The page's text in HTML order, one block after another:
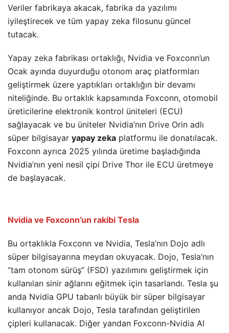
Veriler fabrikaya akacak, fabrika da yazılımı
iyileştirecek ve tüm yapay zeka filosunu güncel
tutacak.
Yapay zeka fabrikası ortaklığı, Nvidia ve Foxconn’un
Ocak ayında duyurduğu otonom araç platformları
geliştirmek üzere yaptıkları ortaklığın bir devamı
niteliğinde. Bu ortaklık kapsamında Foxconn, otomobil
üreticilerine elektronik kontrol üniteleri (ECU)
sağlayacak ve bu üniteler Nvidia’nın Drive Orin adlı
süper bilgisayar yapay zeka platformu ile donatılacak.
Foxconn ayrıca 2025 yılında üretime başladığında
Nvidia’nın yeni nesil çipi Drive Thor ile ECU üretmeye
de başlayacak.
Nvidia ve Foxconn’un rakibi Tesla
Bu ortaklıkla Foxconn ve Nvidia, Tesla’nın Dojo adlı
süper bilgisayarına meydan okuyacak. Dojo, Tesla’nın
“tam otonom sürüş” (FSD) yazılımını geliştirmek için
kullanılan sinir ağlarını eğitmek için tasarlandı. Tesla şu
anda Nvidia GPU tabanlı büyük bir süper bilgisayar
kullanıyor ancak Dojo, Tesla tarafından geliştirilen
çipleri kullanacak. Diğer yandan Foxconn-Nvidia AI